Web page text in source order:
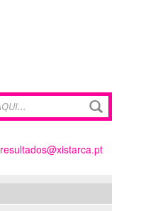
resultados@xistarca.pt